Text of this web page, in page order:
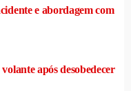
e abordagem com
após desobedecer